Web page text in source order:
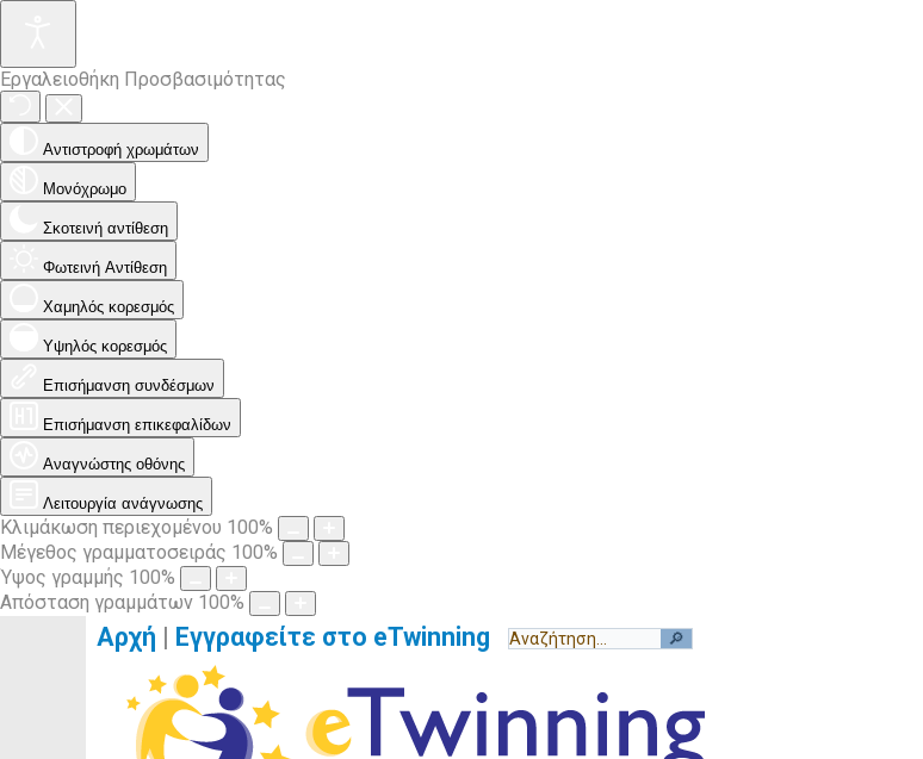
Εργαλειοθήκη Προσβασιμότητας
Αντιστροφή χρωμάτων
Μονόχρωμο
Σκοτεινή αντίθεση
Φωτεινή Αντίθεση
Χαμηλός κορεσμός
Υψηλός κορεσμός
Επισήμανση συνδέσμων
Επισήμανση επικεφαλίδων
Αναγνώστης οθόνης
Λειτουργία ανάγνωσης
Κλιμάκωση περιεχομένου 100%
Μέγεθος γραμματοσειράς 100%
Ύψος γραμμής 100%
Απόσταση γραμμάτων 100%
Αρχή | Εγγραφείτε στο eTwinning